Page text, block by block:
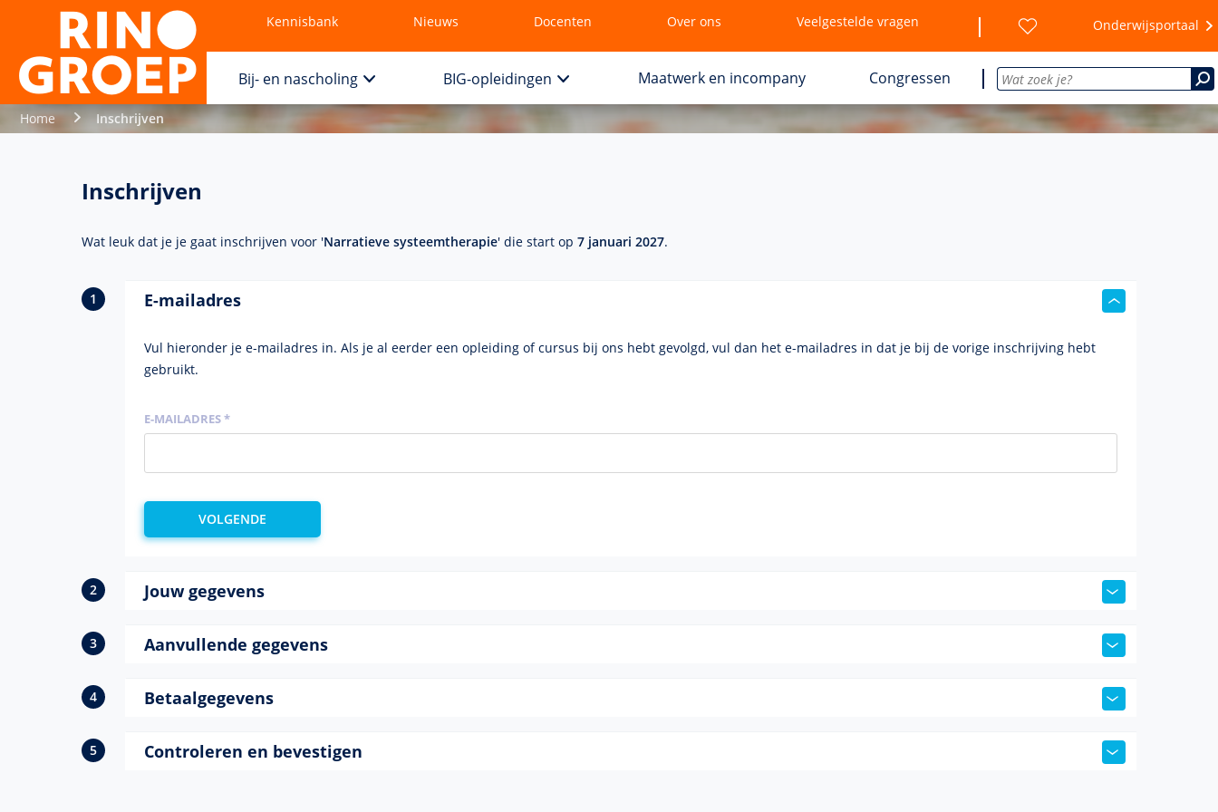
Kennisbank Nieuws Docenten Over ons Veelgestelde vragen Onderwijsportaal
Bij- en nascholing BIG-opleidingen Maatwerk en incompany Congressen
Home Inschrijven
Inschrijven
Wat leuk dat je je gaat inschrijven voor 'Narratieve systeemtherapie' die start op 7 januari 2027.
E-mailadres
Vul hieronder je e-mailadres in. Als je al eerder een opleiding of cursus bij ons hebt gevolgd, vul dan het e-mailadres in dat je bij de vorige inschrijving hebt
gebruikt.
E-MAILADRES *
Jouw gegevens
Aanvullende gegevens
Betaalgegevens
Controleren en bevestigen